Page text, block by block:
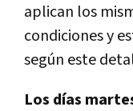
aplican los
condiciones y
según este
Los días